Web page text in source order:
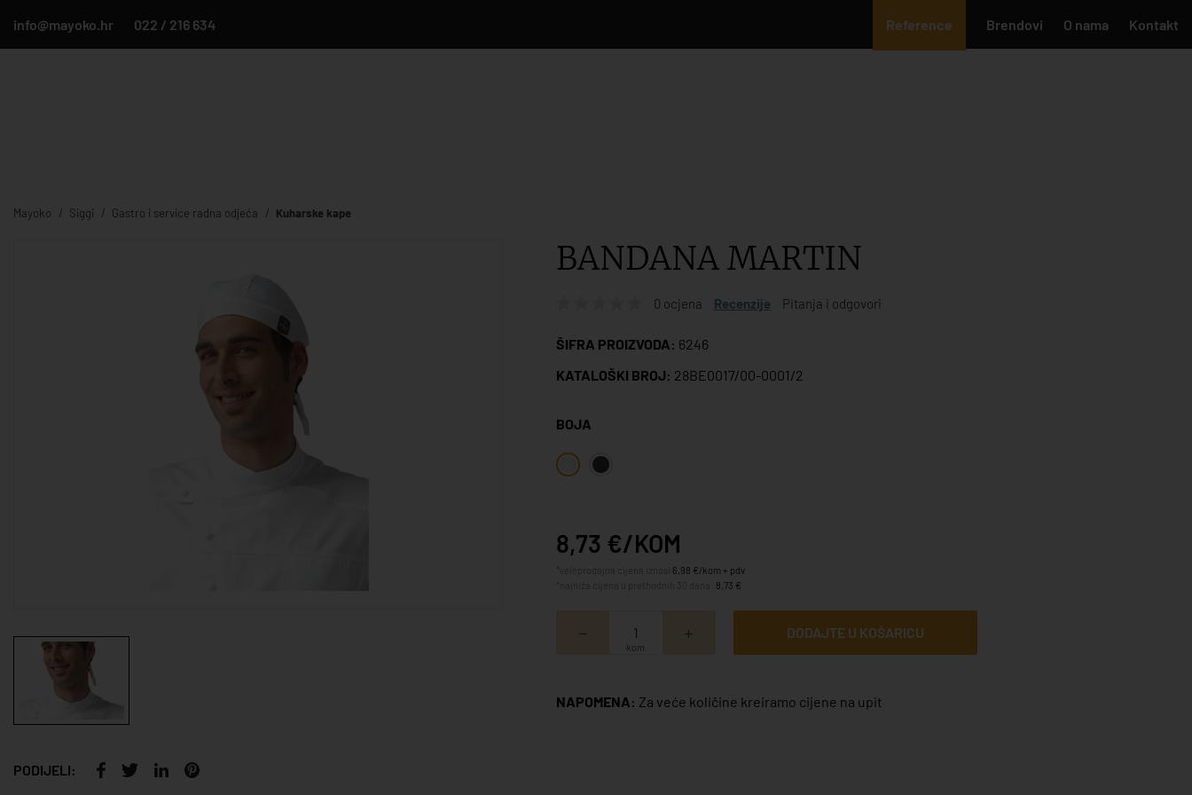
info@mayoko.hr 022 / 216 634 Reference Brendovi O nama Kontakt
Mayoko Siggi Gastro i service radna odjeća Kuharske kape
PODIJELI:
BANDANA MARTIN
0 ocjena Recenzije Pitanja i odgovori
ŠIFRA PROIZVODA: 6246
KATALOŠKI BROJ: 28BE0017/00-0001/2
BOJA
8,73 €/KOM
6,98 €/kom + pdv
8,73 €
kom
DODAJTE U KOŠARICU
NAPOMENA: Za veće količine kreiramo cijene na upit